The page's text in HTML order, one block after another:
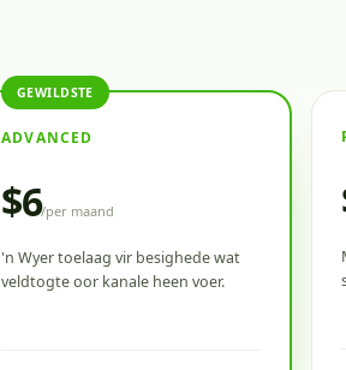
GEWILDSTE
ADVANCED
$6/per maand
'n Wyer toelaag vir besighede wat
veldtogte oor kanale heen voer.